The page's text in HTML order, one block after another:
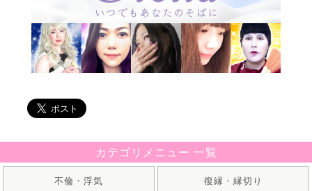
カテゴリメニュー 一覧
不倫・浮気 復縁・縁切り